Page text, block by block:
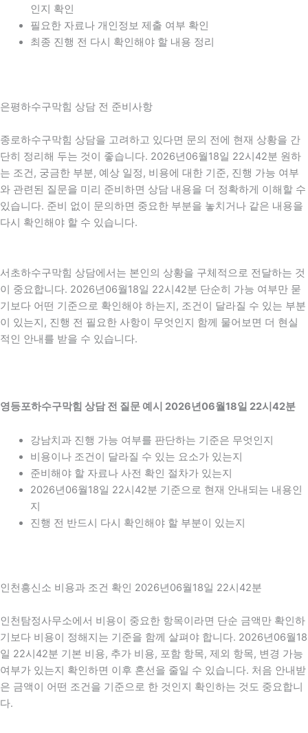
인지 확인
필요한 자료나 개인정보 제출 여부 확인
최종 진행 전 다시 확인해야 할 내용 정리
은평하수구막힘 상담 전 준비사항
종로하수구막힘 상담을 고려하고 있다면 문의 전에 현재 상황을 간
단히 정리해 두는 것이 좋습니다. 2026년06월18일 22시42분 원하
는 조건, 궁금한 부분, 예상 일정, 비용에 대한 기준, 진행 가능 여부
와 관련된 질문을 미리 준비하면 상담 내용을 더 정확하게 이해할 수
있습니다. 준비 없이 문의하면 중요한 부분을 놓치거나 같은 내용을
다시 확인해야 할 수 있습니다.
서초하수구막힘 상담에서는 본인의 상황을 구체적으로 전달하는 것
이 중요합니다. 2026년06월18일 22시42분 단순히 가능 여부만 묻
기보다 어떤 기준으로 확인해야 하는지, 조건이 달라질 수 있는 부분
이 있는지, 진행 전 필요한 사항이 무엇인지 함께 물어보면 더 현실
적인 안내를 받을 수 있습니다.
영등포하수구막힘 상담 전 질문 예시 2026년06월18일 22시42분
강남치과 진행 가능 여부를 판단하는 기준은 무엇인지
비용이나 조건이 달라질 수 있는 요소가 있는지
준비해야 할 자료나 사전 확인 절차가 있는지
2026년06월18일 22시42분 기준으로 현재 안내되는 내용인
지
진행 전 반드시 다시 확인해야 할 부분이 있는지
인천흥신소 비용과 조건 확인 2026년06월18일 22시42분
인천탐정사무소에서 비용이 중요한 항목이라면 단순 금액만 확인하
기보다 비용이 정해지는 기준을 함께 살펴야 합니다. 2026년06월18
일 22시42분 기본 비용, 추가 비용, 포함 항목, 제외 항목, 변경 가능
여부가 있는지 확인하면 이후 혼선을 줄일 수 있습니다. 처음 안내받
은 금액이 어떤 조건을 기준으로 한 것인지 확인하는 것도 중요합니
다.